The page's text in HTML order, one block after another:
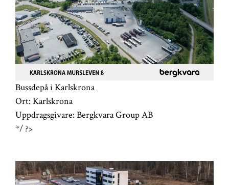
Bussdepå i Karlskrona
Ort: Karlskrona
Uppdragsgivare: Bergkvara Group AB
*/ ?>